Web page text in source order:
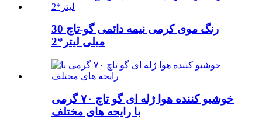
رنگ موی کرمی نیمه دائمی گو-تاچ 30
میلی لیتر*2
خوشبو کننده هوا ژله ای گو تاچ ۷۰ گرمی
با رایحه های مختلف